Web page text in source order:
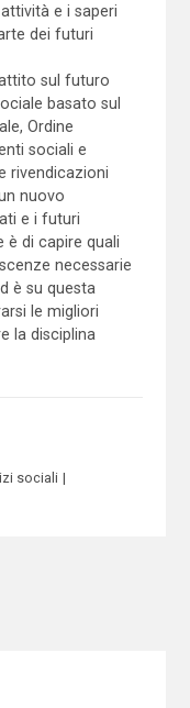
e i saperi
dei futuri
sul futuro
basato sul
Ordine
sociali e
rivendicazioni
nuovo
e i futuri
è di capire quali
necessarie
è su questa
le migliori
la disciplina
sociali